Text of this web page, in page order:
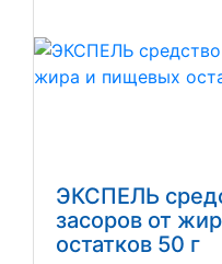
ЭКСПЕЛЬ
засоров от
остатков 50 г